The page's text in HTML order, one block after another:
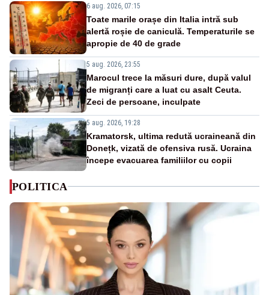
6 aug. 2026, 07:15
Toate marile orașe din Italia intră sub
alertă roșie de caniculă. Temperaturile se
apropie de 40 de grade
5 aug. 2026, 23:55
Marocul trece la măsuri dure, după valul
de migranți care a luat cu asalt Ceuta.
Zeci de persoane, inculpate
5 aug. 2026, 19:28
Kramatorsk, ultima redută ucraineană din
Donețk, vizată de ofensiva rusă. Ucraina
începe evacuarea familiilor cu copii
POLITICA